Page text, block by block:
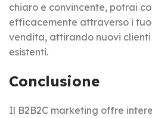
chiaro e convincente, potrai
efficacemente attraverso i
vendita, attirando nuovi
esistenti.
Conclusione
Il B2B2C marketing offre